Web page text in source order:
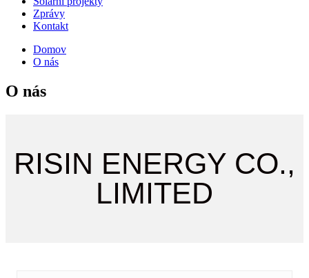
Zprávy
Kontakt
Domov
O nás
O nás
RISIN ENERGY CO.,
LIMITED